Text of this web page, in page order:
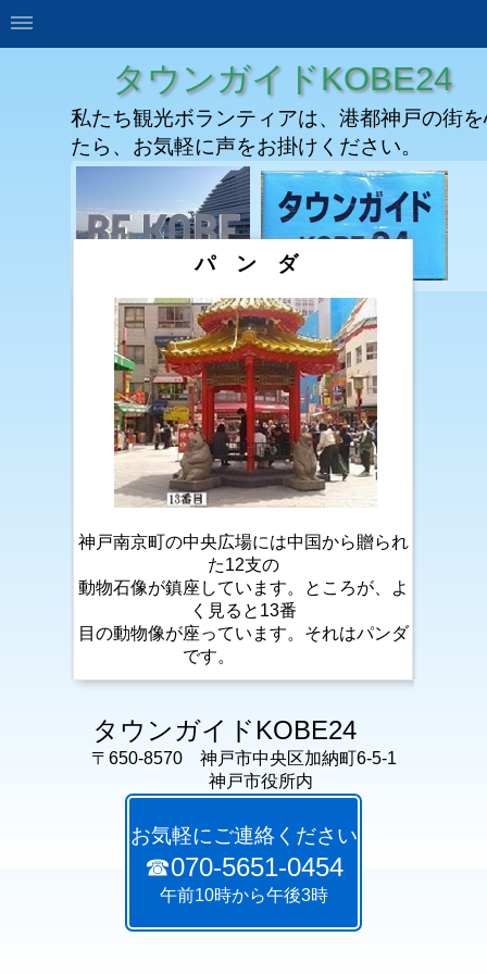
タウンガイドKOBE24
私たち観光ボランティアは、港都神戸の街
たら、お気軽に声をお掛けください。
パ ン ダ
神戸南京町の中央広場には中国から贈られ
た12支の
動物石像が鎮座しています。ところが、よ
く見ると13番
目の動物像が座っています。それはパンダ
です。
タウンガイドKOBE24
〒650-8570 神戸市中央区加納町6-5-1
神戸市役所内
お気軽にご連絡ください
☎070-5651-0454
午前10時から午後3時